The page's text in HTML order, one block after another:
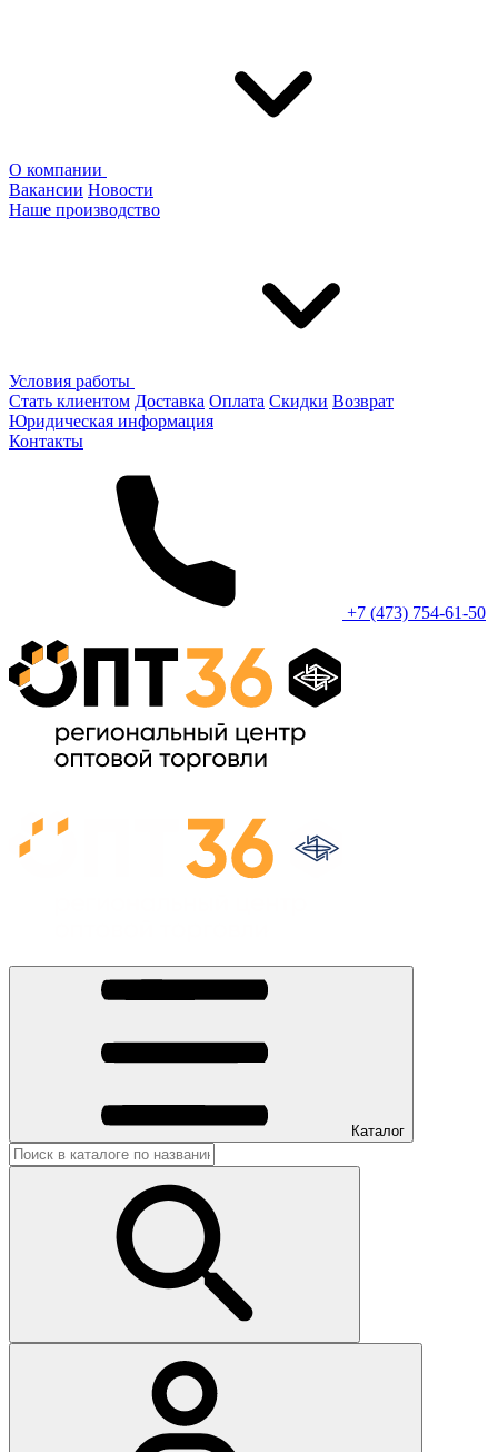
О компании
Вакансии Новости
Наше производство
Условия работы
Стать клиентом Доставка Оплата Скидки Возврат
Юридическая информация
Контакты
+7 (473) 754-61-50
Каталог